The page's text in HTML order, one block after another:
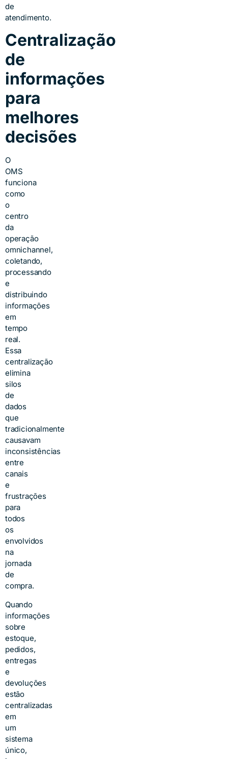
de
atendimento.
Centralização
de
informações
para
melhores
decisões
O
OMS
funciona
como
o
centro
da
operação
omnichannel,
coletando,
processando
e
distribuindo
informações
em
tempo
real.
Essa
centralização
elimina
silos
de
dados
que
tradicionalmente
causavam
inconsistências
entre
canais
e
frustrações
para
todos
os
envolvidos
na
jornada
de
compra.
Quando
informações
sobre
estoque,
pedidos,
entregas
e
devoluções
estão
centralizadas
em
um
sistema
único,